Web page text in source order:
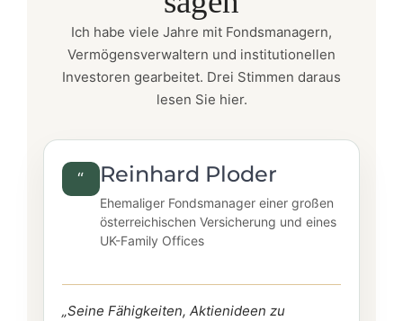
Ich habe viele Jahre mit Fondsmanagern,
Vermögensverwaltern und institutionellen
Investoren gearbeitet. Drei Stimmen daraus
lesen Sie hier.
“ Reinhard Ploder
Ehemaliger Fondsmanager einer großen
österreichischen Versicherung und eines
UK-Family Offices
„Seine Fähigkeiten, Aktienideen zu